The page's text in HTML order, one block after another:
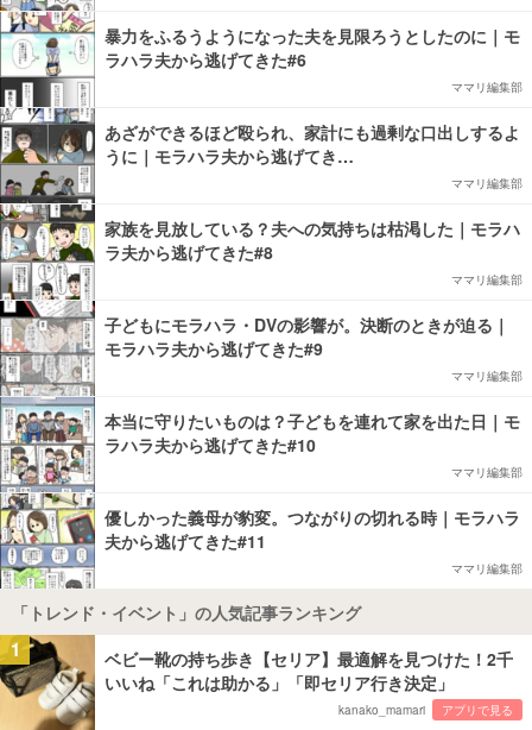
暴力をふるうようになった夫を見限ろうとしたのに｜モ
ラハラ夫から逃げてきた#6
ママリ編集部
あざができるほど殴られ、家計にも過剰な口出しするよ
うに｜モラハラ夫から逃げてき…
ママリ編集部
家族を見放している？夫への気持ちは枯渇した｜モラハ
ラ夫から逃げてきた#8
ママリ編集部
子どもにモラハラ・DVの影響が。決断のときが迫る｜
モラハラ夫から逃げてきた#9
ママリ編集部
本当に守りたいものは？子どもを連れて家を出た日｜モ
ラハラ夫から逃げてきた#10
ママリ編集部
優しかった義母が豹変。つながりの切れる時｜モラハラ
夫から逃げてきた#11
ママリ編集部
「トレンド・イベント」の人気記事ランキング
1
ベビー靴の持ち歩き【セリア】最適解を見つけた！2千
いいね「これは助かる」「即セリア行き決定」
kanako_mamari アプリで見る